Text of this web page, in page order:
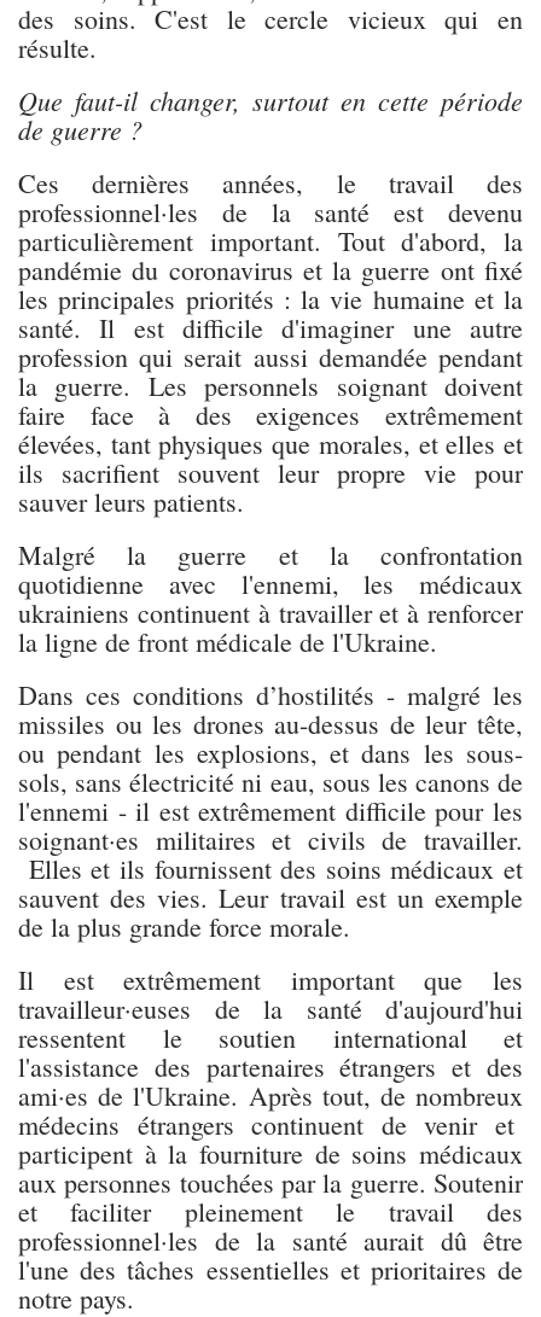
des soins. C'est le cercle vicieux qui en
résulte.
Que faut-il changer, surtout en cette période
de guerre ?
Ces dernières années, le travail des
professionnel·les de la santé est devenu
particulièrement important. Tout d'abord, la
pandémie du coronavirus et la guerre ont fixé
les principales priorités : la vie humaine et la
santé. Il est difficile d'imaginer une autre
profession qui serait aussi demandée pendant
la guerre. Les personnels soignant doivent
faire face à des exigences extrêmement
élevées, tant physiques que morales, et elles et
ils sacrifient souvent leur propre vie pour
sauver leurs patients.
Malgré la guerre et la confrontation
quotidienne avec l'ennemi, les médicaux
ukrainiens continuent à travailler et à renforcer
la ligne de front médicale de l'Ukraine.
Dans ces conditions d’hostilités - malgré les
missiles ou les drones au-dessus de leur tête,
ou pendant les explosions, et dans les sous-
sols, sans électricité ni eau, sous les canons de
l'ennemi - il est extrêmement difficile pour les
soignant·es militaires et civils de travailler.
Elles et ils fournissent des soins médicaux et
sauvent des vies. Leur travail est un exemple
de la plus grande force morale.
Il est extrêmement important que les
travailleur·euses de la santé d'aujourd'hui
ressentent le soutien international et
l'assistance des partenaires étrangers et des
ami·es de l'Ukraine. Après tout, de nombreux
médecins étrangers continuent de venir et
participent à la fourniture de soins médicaux
aux personnes touchées par la guerre. Soutenir
et faciliter pleinement le travail des
professionnel·les de la santé aurait dû être
l'une des tâches essentielles et prioritaires de
notre pays.